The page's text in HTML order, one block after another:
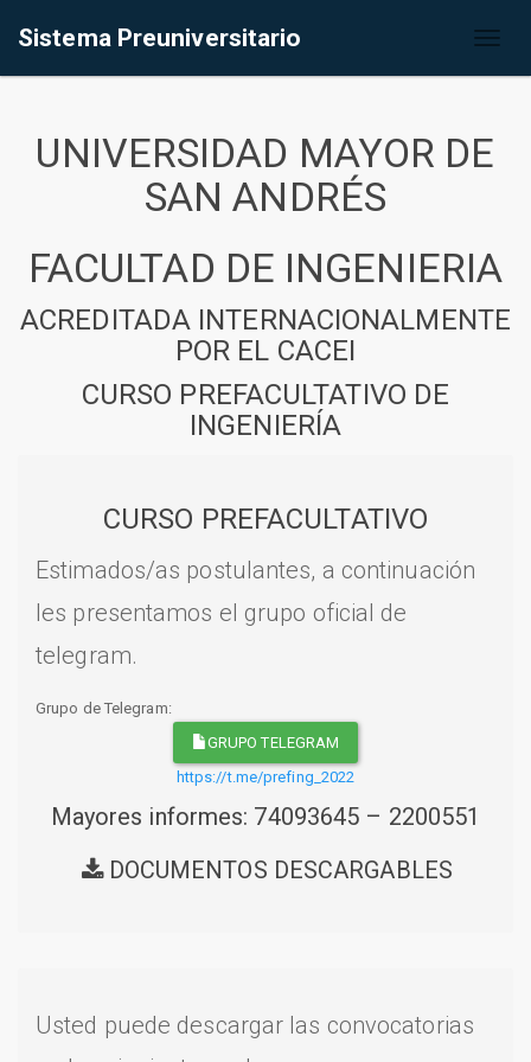
Sistema Preuniversitario
UNIVERSIDAD MAYOR DE
SAN ANDRÉS
FACULTAD DE INGENIERIA
ACREDITADA INTERNACIONALMENTE
POR EL CACEI
CURSO PREFACULTATIVO DE
INGENIERÍA
CURSO PREFACULTATIVO
Estimados/as postulantes, a continuación
les presentamos el grupo oficial de
telegram.
Grupo de Telegram:
GRUPO TELEGRAM
https://t.me/prefing_2022
Mayores informes: 74093645 – 2200551
DOCUMENTOS DESCARGABLES
Usted puede descargar las convocatorias